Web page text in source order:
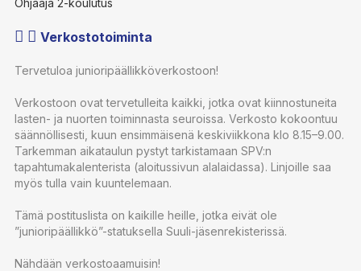
Ohjaaja 2-koulutus
Verkostotoiminta
Tervetuloa junioripäällikköverkostoon!
Verkostoon ovat tervetulleita kaikki, jotka ovat kiinnostuneita
lasten- ja nuorten toiminnasta seuroissa. Verkosto kokoontuu
säännöllisesti, kuun ensimmäisenä keskiviikkona klo 8.15–9.00.
Tarkemman aikataulun pystyt tarkistamaan SPV:n
tapahtumakalenterista (aloitussivun alalaidassa). Linjoille saa
myös tulla vain kuuntelemaan.
Tämä postituslista on kaikille heille, jotka eivät ole
”junioripäällikkö”-statuksella Suuli-jäsenrekisterissä.
Nähdään verkostoaamuisin!